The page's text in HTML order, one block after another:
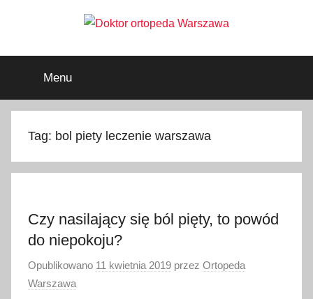
Doktor
ortopeda
Warszawa
Warszawa,
ginekolog,
urolog,
Menu
Tag: bol piety leczenie warszawa
Czy nasilający się ból pięty, to powód
do niepokoju?
Opublikowano 11 kwietnia 2019 przez Ortopeda
Warszawa